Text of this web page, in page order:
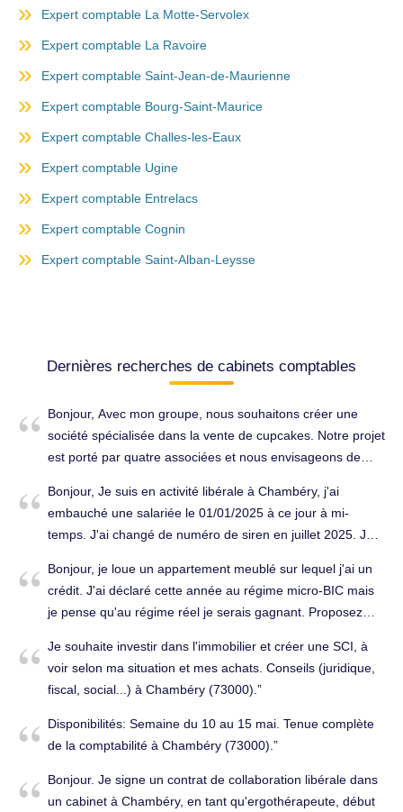
Expert comptable La Motte-Servolex
Expert comptable La Ravoire
Expert comptable Saint-Jean-de-Maurienne
Expert comptable Bourg-Saint-Maurice
Expert comptable Challes-les-Eaux
Expert comptable Ugine
Expert comptable Entrelacs
Expert comptable Cognin
Expert comptable Saint-Alban-Leysse
Dernières recherches de cabinets comptables
Bonjour, Avec mon groupe, nous souhaitons créer une
société spécialisée dans la vente de cupcakes. Notre projet
est porté par quatre associées et nous envisageons de
l'entreprise. Nous souhaiterions obtenir une estimation du
coût d'un accompagnement par un cabinet d'expertise
comptable externe comprenant les prestations suivantes : -
Création de la société ; - Réalisation des formalités
administratives liées à l'embauche, notamment la DPAE ; -
Établissement des bulletins de paie des salariés ; - Tenue
annuel. Nous vous serions reconnaissantes de bien vouloir
nous communiquer le coût de ces prestations ainsi qu'une
estimation du coût mensuel global de cet
accompagnement. Nous vous remercions par avance pour
votre retour. Pour plus de facilité, nous souhaiterions être
obtenir un devis détaillé. Expert comptable à Chambéry
(73000).
Bonjour, Je suis en activité libérale à Chambéry, j'ai
embauché une salariée le 01/01/2025 à ce jour à mi-
temps. J'ai changé de numéro de siren en juillet 2025. Je
tese-urssaf (d'autant que j'ai changé de numéro de siren
depuis). Etes-vous en mesure de m'établir 11 fiches de
paie sur 2025 avec deux numéros de siren différends, soit
du 01/01/2025 au 30/06/2025 et avec le nouveau numéro
pour le reste. J'ai ma fiche de paramétrage DSN 2025 et
2026 Merci de votre retour car c'est urgent, ma salariée se
jusque là. Cordialement je suis basé sur chambéry et
joignable ce jour au téléphone Kalil CHOUTRI 06-17-85-
58-28. Conseils (juridique, fiscal, social...) à Chambéry
(73000).
Bonjour, je loue un appartement meublé sur lequel j'ai un
crédit. J'ai déclaré cette année au régime micro-BIC mais
je pense qu'au régime réel je serais gagnant. Proposez
D'avance merci. Déclarations fiscales à Chambéry
(73000).
Je souhaite investir dans l'immobilier et créer une SCI, à
voir selon ma situation et mes achats. Conseils (juridique,
fiscal, social...) à Chambéry (73000).
Disponibilités: Semaine du 10 au 15 mai. Tenue complète
de la comptabilité à Chambéry (73000).
Bonjour. Je signe un contrat de collaboration libérale dans
un cabinet à Chambéry, en tant qu'ergothérapeute, début